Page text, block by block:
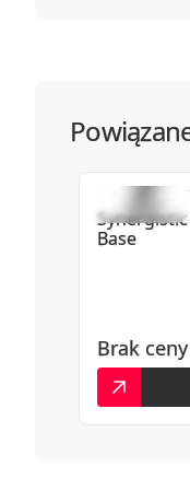
Base
Brak ceny